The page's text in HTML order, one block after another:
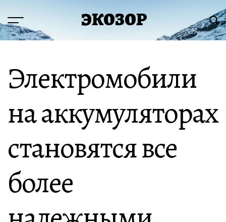
содержимому
Меню ЭКОЗОР
Электромобили
на аккумуляторах
становятся все
более